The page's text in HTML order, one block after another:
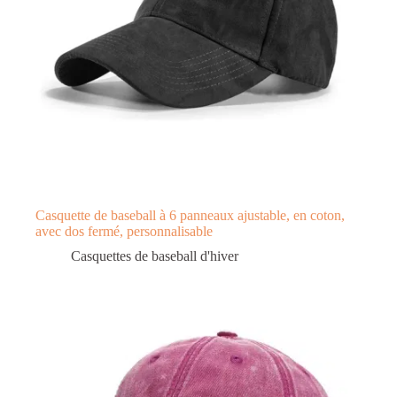
Casquette de baseball à 6 panneaux ajustable, en coton,
avec dos fermé, personnalisable
Casquettes de baseball d'hiver